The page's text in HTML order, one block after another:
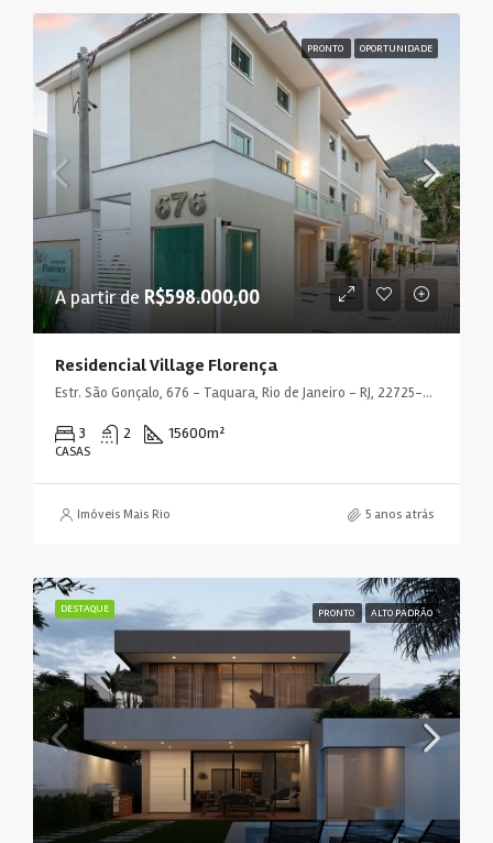
PRONTO OPORTUNIDADE
A partir de R$598.000,00
Residencial Village Florença
Estr. São Gonçalo, 676 - Taquara, Rio de Janeiro - RJ, 22725-240, Brasil
3 2 15600m²
CASAS
Imóveis Mais Rio 5 anos atrás
DESTAQUE PRONTO ALTO PADRÃO